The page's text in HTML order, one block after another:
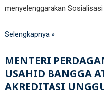
menyelenggarakan Sosialisasi
Selengkapnya »
MENTERI
USAHID BANGGA
AKREDITASI